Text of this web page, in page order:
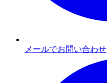
メールでお問い合わせ